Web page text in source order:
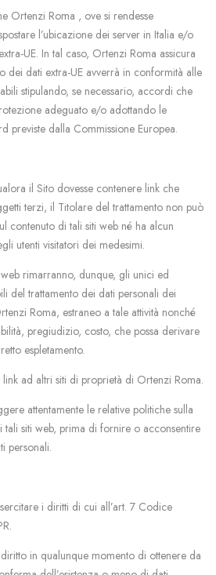
Ortenzi Roma , ove si rendesse
l’ubicazione dei server in Italia e/o
UE. In tal caso, Ortenzi Roma assicura
dei dati extra-UE avverrà in conformità alle
stipulando, se necessario, accordi che
adeguato e/o adottando le
previste dalla Commissione Europea.
il Sito dovesse contenere link che
terzi, il Titolare del trattamento non può
contenuto di tali siti web né ha alcun
utenti visitatori dei medesimi.
rimarranno, dunque, gli unici ed
del trattamento dei dati personali dei
Roma, estraneo a tale attività nonché
pregiudizio, costo, che possa derivare
espletamento.
ad altri siti di proprietà di Ortenzi Roma.
attentamente le relative politiche sulla
tali siti web, prima di fornire o acconsentire
personali.
i diritti di cui all’art. 7 Codice
in qualunque momento di ottenere da